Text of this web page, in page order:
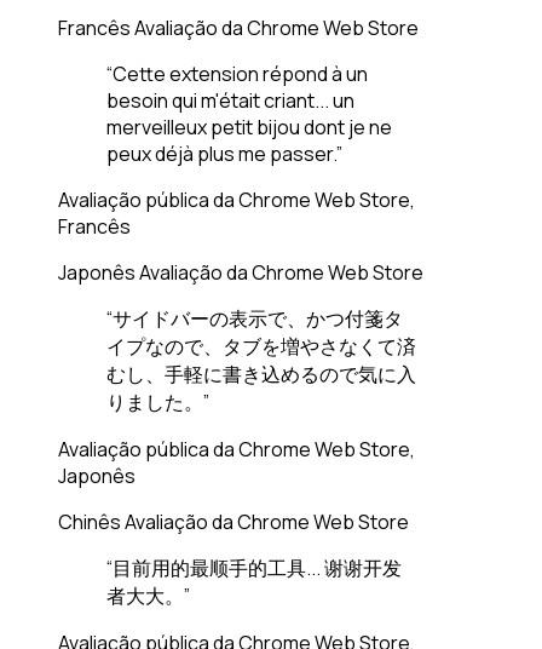
FrancêsAvaliação da Chrome Web Store
“Cette extension répond à un
besoin qui m'était criant... un
merveilleux petit bijou dont je ne
peux déjà plus me passer.”
Avaliação pública da Chrome Web Store,
Francês
JaponêsAvaliação da Chrome Web Store
“サイドバーの表示で、かつ付箋タ
イプなので、タブを増やさなくて済
むし、手軽に書き込めるので気に入
りました。”
Avaliação pública da Chrome Web Store,
Japonês
ChinêsAvaliação da Chrome Web Store
“目前用的最顺手的工具... 谢谢开发
者大大。”
Avaliação pública da Chrome Web Store,